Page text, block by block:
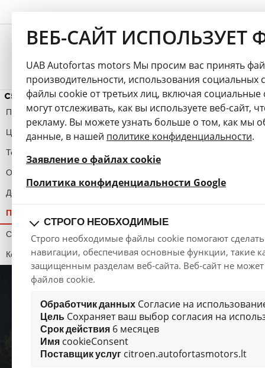
ВЕБ-САЙТ ИСПОЛЬЗУЕТ
UAB Autofortas motors Мы просим вас принять
производительности, использования социальных
файлы cookie от третьих лиц, включая социальные
могут отслеживать, как вы используете веб-сайт,
рекламу. Вы можете узнать больше о том, как мы
данные, в нашей политике конфиденциальности.
Заявление о файлах cookie
Политика конфиденциальности Googleopens
СТРОГО НЕОБХОДИМЫЕ
Строго необходимые файлы cookie помогают
навигации, обеспечивая основные функции, такие
защищенным разделам веб-сайта. Веб-сайт не
файлов cookie.
Обработчик данных Согласие на
Цель Сохраняет ваш выбор согласия на
Срок действия 6 месяцев
Имя cookieConsent
Поставщик услуг citroen.autofortasmotors.lt
C5 Aircross
Презентация
Цвет
Технические данные
Оснащение
Дополнительное оснащение
Прейскурант
Специальные предложения
Конфигуратор